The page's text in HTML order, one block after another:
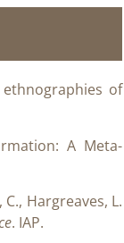
of
A Meta-
Hargreaves, L.
. IAP.